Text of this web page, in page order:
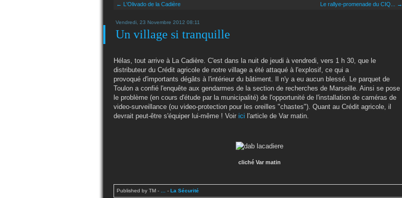
← L'Olivado de la Cadière Le rallye-promenade du CIQ... →
Vendredi, 23 Novembre 2012 08:11
Un village si tranquille
Hélas, tout arrive à La Cadière. C'est dans la nuit de jeudi à vendredi, vers 1 h 30, que le
distributeur du Crédit agricole de notre village a été attaqué à l'explosif, ce qui a
provoqué d'importants dégâts à l'intérieur du bâtiment. Il n'y a eu aucun blessé. Le parquet de
Toulon a confié l'enquête aux gendarmes de la section de recherches de Marseille. Ainsi se pose
le problème (en cours d'étude par la municipalité) de l'opportunité de l'installation de caméras de
video-surveillance (ou video-protection pour les oreilles "chastes"). Quant au Crédit agricole, il
devrait peut-être s'équiper lui-même ! Voir ici l'article de Var matin.
cliché Var matin
Published by TM - - La Sécurité